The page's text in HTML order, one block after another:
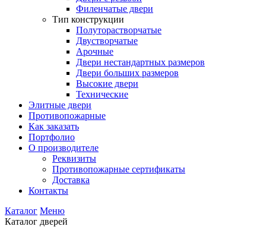
Филенчатые двери
Тип конструкции
Полуторастворчатые
Двустворчатые
Арочные
Двери нестандартных размеров
Двери больших размеров
Высокие двери
Технические
Элитные двери
Противопожарные
Как заказать
Портфолио
О производителе
Реквизиты
Противопожарные сертификаты
Доставка
Контакты
Каталог Меню
Каталог дверей